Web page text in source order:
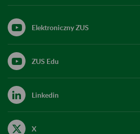
Elektroniczny ZUS
ZUS Edu
Linkedin
X